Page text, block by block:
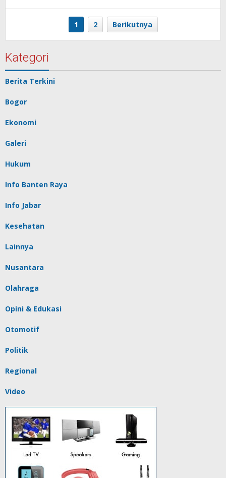
baru
1 2 Berikutnya
Kategori
Berita Terkini
Bogor
Ekonomi
Galeri
Hukum
Info Banten Raya
Info Jabar
Kesehatan
Lainnya
Nusantara
Olahraga
Opini & Edukasi
Otomotif
Politik
Regional
Video